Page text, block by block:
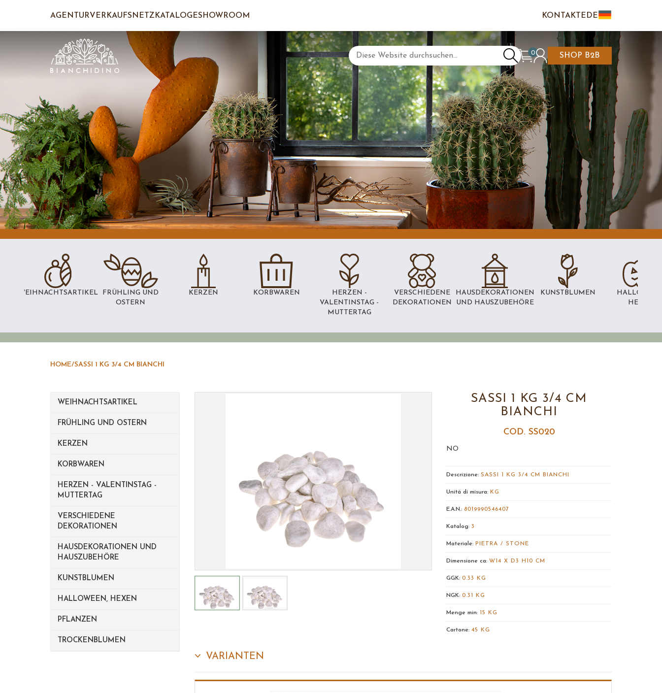
AGENTURVERKAUFSNETZ KATALOGESHOWROOM KONTAKTE DE
0
DER EINKAUFSWAGEN IST
LEER
LOGIN/REGISTRIEREN
SHOP B2B
WEIHNACHTSARTIKEL
FRÜHLING UND
OSTERN
KERZEN KORBWAREN
HERZEN -
VALENTINSTAG -
MUTTERTAG
VERSCHIEDENE
DEKORATIONEN
HAUSDEKORATIONEN
UND HAUSZUBEHÖRE
KUNSTBLUMEN
HEXEN
HOME/SASSI 1 KG 3/4 CM BIANCHI
WEIHNACHTSARTIKEL
FRÜHLING UND OSTERN
KERZEN
KORBWAREN
HERZEN - VALENTINSTAG -
MUTTERTAG
VERSCHIEDENE
DEKORATIONEN
HAUSDEKORATIONEN UND
HAUSZUBEHÖRE
KUNSTBLUMEN
HALLOWEEN, HEXEN
PFLANZEN
TROCKENBLUMEN
SASSI 1 KG 3/4 CM
BIANCHI
COD. SS020
NO
Descrizione:SASSI 1 KG 3/4 CM BIANCHI
Unità di misura: KG
E.A.N.: 8019990546407
Katalog:3
Materiale: PIETRA / STONE
Dimensione ca: W14 X D3 H10 CM
GGK:0.33 KG
NGK:0.31 KG
Menge min: 15 KG
Cartone:45 KG
VARIANTEN